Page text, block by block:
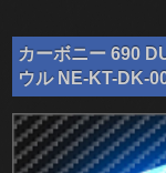
カーボニー 690
ウル NE-KT-DK-